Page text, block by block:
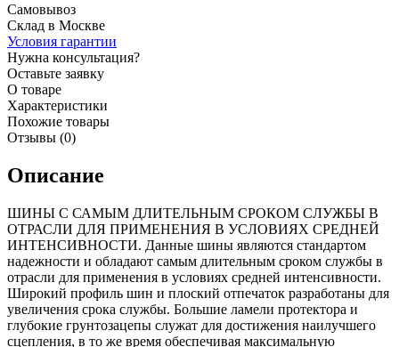
Самовывоз
Склад в Москве
Условия гарантии
Нужна консультация?
Оставьте заявку
О товаре
Характеристики
Похожие товары
Отзывы (0)
Описание
ШИНЫ С САМЫМ ДЛИТЕЛЬНЫМ СРОКОМ СЛУЖБЫ В
ОТРАСЛИ ДЛЯ ПРИМЕНЕНИЯ В УСЛОВИЯХ СРЕДНЕЙ
ИНТЕНСИВНОСТИ. Данные шины являются стандартом
надежности и обладают самым длительным сроком службы в
отрасли для применения в условиях средней интенсивности.
Широкий профиль шин и плоский отпечаток разработаны для
увеличения срока службы. Большие ламели протектора и
глубокие грунтозацепы служат для достижения наилучшего
сцепления, в то же время обеспечивая максимальную